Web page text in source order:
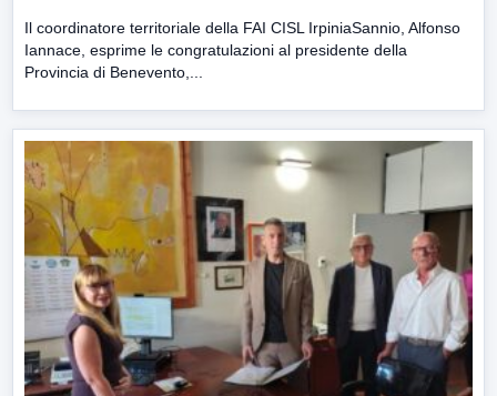
Il coordinatore territoriale della FAI CISL IrpiniaSannio, Alfonso
Iannace, esprime le congratulazioni al presidente della
Provincia di Benevento,...